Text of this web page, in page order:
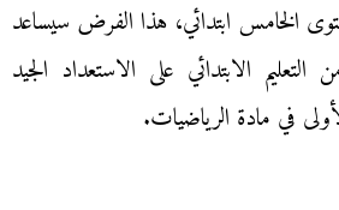
1) للمستوى الخامس ابتدائي، هذا الفرض سيساعد
الابتدائي على الاستعداد الجيد
في مادة الرياضيات.